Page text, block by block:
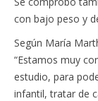
con bajo peso y
Según María
“Estamos muy
estudio, para
infantil, tratar de